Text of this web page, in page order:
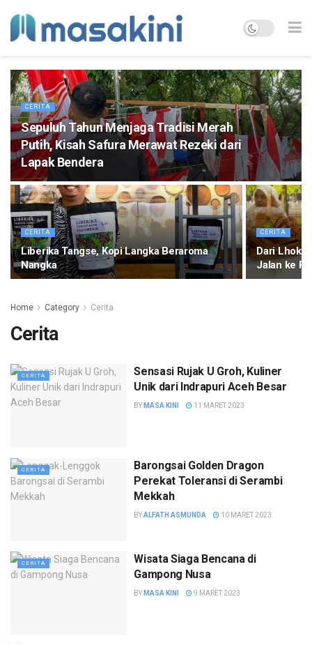
CERITA
Sepuluh Tahun Menjaga Tradisi Merah
Putih, Kisah Safura Merawat Rezeki dari
Lapak Bendera
CERITA
Liberika Tangse, Kopi Langka Beraroma
Nangka
CERITA
Dari
Jalan ke
Home Category Cerita
Cerita
CERITA
Sensasi Rujak U Groh, Kuliner
Unik dari Indrapuri Aceh Besar
BY MASA KINI 11 MARET 2023
CERITA
Barongsai Golden Dragon
Perekat Toleransi di Serambi
Mekkah
BYALFATH ASMUNDA 10 MARET 2023
CERITA
Wisata Siaga Bencana di
Gampong Nusa
BY MASA KINI 9 MARET 2023